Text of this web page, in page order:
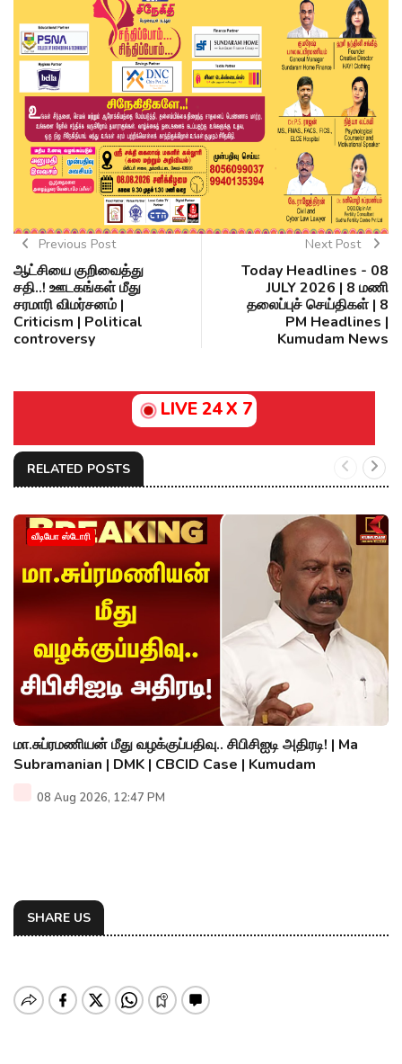
Previous Post
ஆட்சியை குறிவைத்து
சதி..! ஊடகங்கள் மீது
சரமாரி விமர்சனம் |
Criticism | Political
controversy
Next Post
Today Headlines - 08
JULY 2026 | 8 மணி
தலைப்புச் செய்திகள் | 8
PM Headlines |
Kumudam News
LIVE 24 X 7
RELATED POSTS
வீடியோ ஸ்டோரி
மா.சுப்ரமணியன் மீது வழக்குப்பதிவு.. சிபிசிஐடி அதிரடி! | Ma
Subramanian | DMK | CBCID Case | Kumudam
08 Aug 2026, 12:47 PM
SHARE US